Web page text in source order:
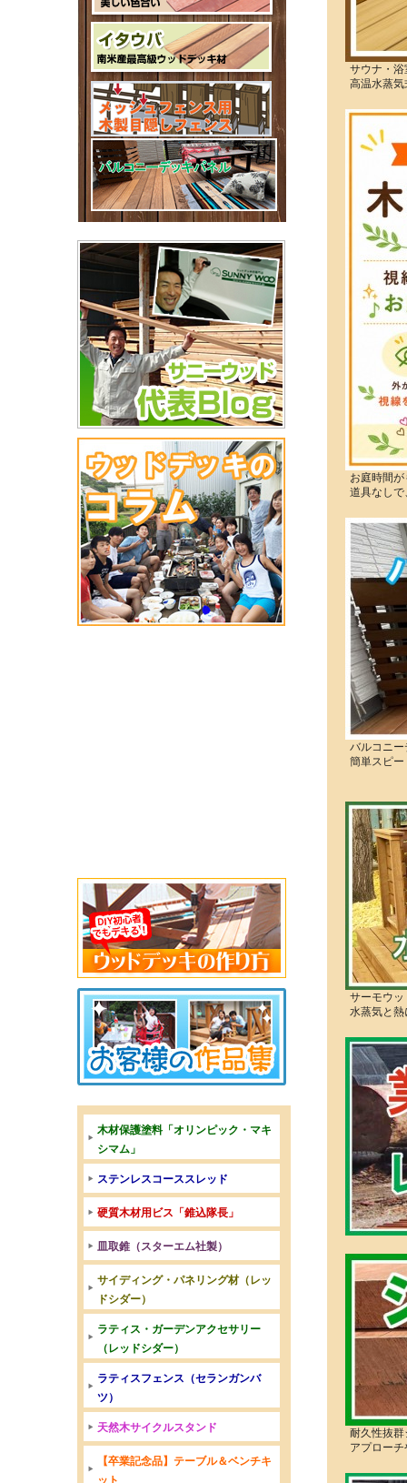
サウナ・
高温水蒸
お庭時間
道具なし
バルコニ
簡単スピ
サーモウ
水蒸気と
耐久性抜
アプロー
木材保護塗料「オリンピック・マキ
シマム」
ステンレスコーススレッド
硬質木材用ビス「錐込隊長」
皿取錐（スターエム社製）
サイディング・パネリング材（レッ
ドシダー）
ラティス・ガーデンアクセサリー
（レッドシダー）
ラティスフェンス（セランガンバ
ツ）
天然木サイクルスタンド
【卒業記念品】テーブル＆ベンチキ
ット